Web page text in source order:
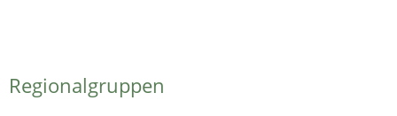
Regionalgruppen